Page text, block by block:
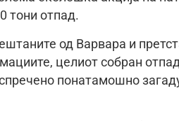
тони отпад.
од Варвара и
целиот собран
понатамошно